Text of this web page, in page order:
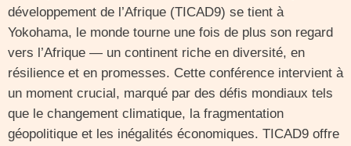
développement de l’Afrique (TICAD9) se tient à
Yokohama, le monde tourne une fois de plus son regard
vers l’Afrique — un continent riche en diversité, en
résilience et en promesses. Cette conférence intervient à
un moment crucial, marqué par des défis mondiaux tels
que le changement climatique, la fragmentation
géopolitique et les inégalités économiques. TICAD9 offre